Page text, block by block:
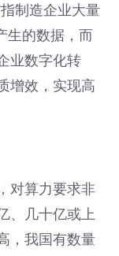
指制造企业大量
生的数据，而
业数字化转
增效，实现高
对算力要求非
、几十亿或上
，我国有数量